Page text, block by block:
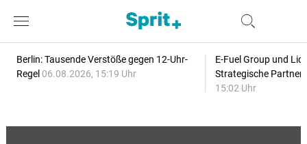
Berlin: Tausende Verstöße gegen 12-Uhr-
Regel 06.08.2026, 15:19 Uhr
E-Fuel Group und
Strategische
15:02 Uhr